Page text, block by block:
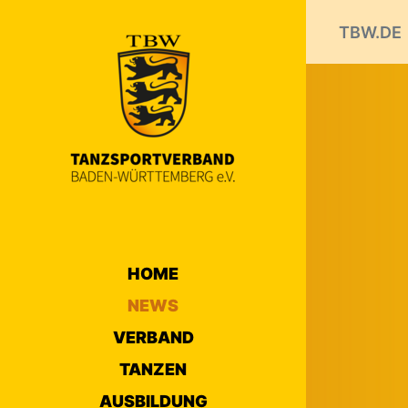
HOME
NEWS
VERBAND
TANZEN
AUSBILDUNG
TBW.DE